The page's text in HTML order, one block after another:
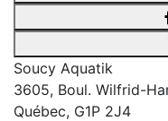
Soucy Aquatik
3605, Boul. Wilfrid-
Québec, G1P 2J4